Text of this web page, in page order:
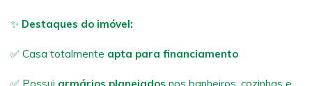
✨ Destaques do imóvel:
✅ Casa totalmente apta para financiamento